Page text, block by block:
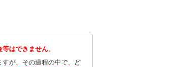
等はできません。
が、その過程の中で、ど